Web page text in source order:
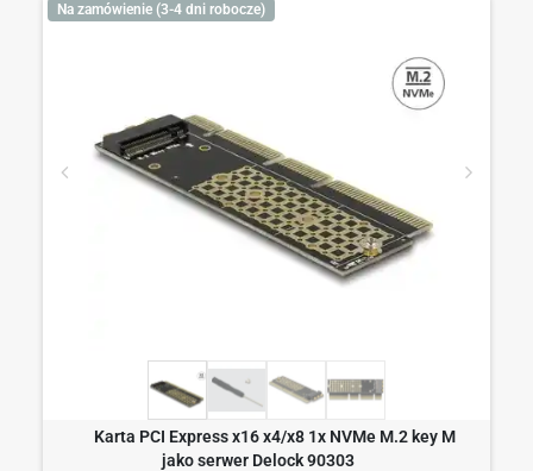
Na zamówienie (3-4 dni robocze)
Karta PCI Express x16 x4/x8 1x NVMe M.2 key M
jako serwer Delock 90303